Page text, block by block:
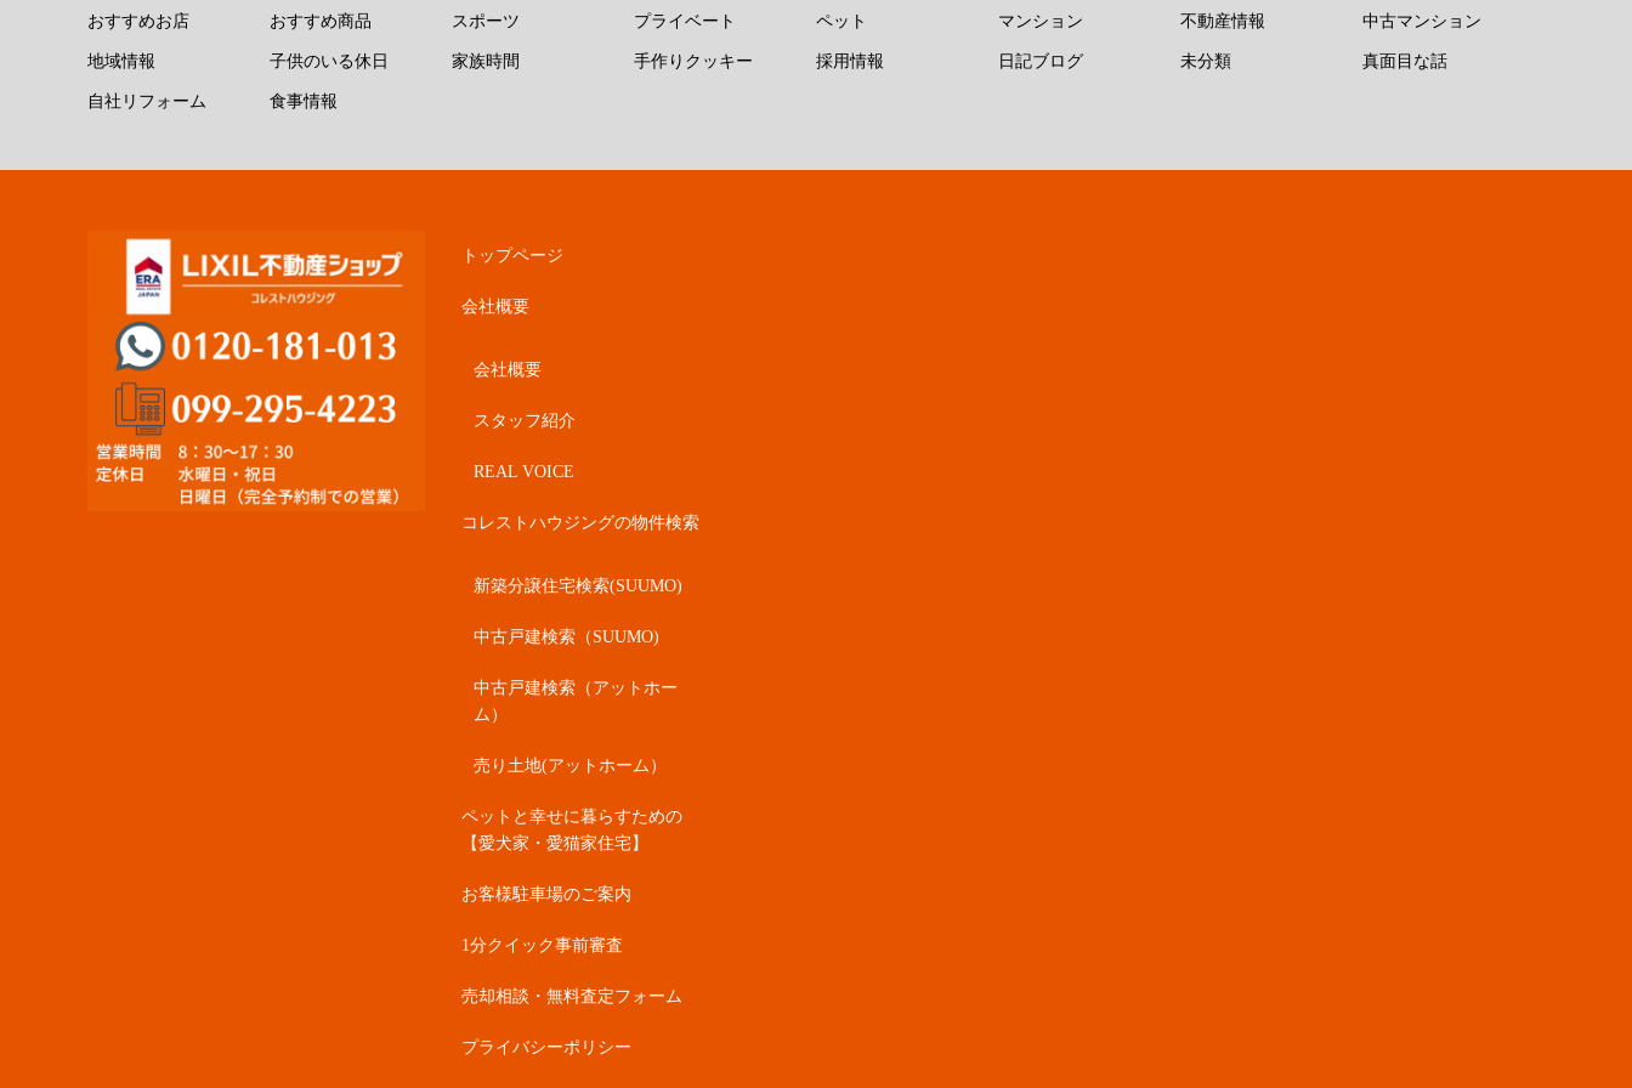
おすすめお店 おすすめ商品 スポーツ プライベート ペット マンション 不動産情報 中古マンション
地域情報 子供のいる休日 家族時間 手作りクッキー 採用情報 日記ブログ 未分類 真面目な話
自社リフォーム 食事情報
トップページ
会社概要
会社概要
スタッフ紹介
REAL VOICE
コレストハウジングの物件検索
新築分譲住宅検索(SUUMO)
中古戸建検索（SUUMO)
中古戸建検索（アットホー
ム）
売り土地(アットホーム）
ペットと幸せに暮らすための
【愛犬家・愛猫家住宅】
お客様駐車場のご案内
1分クイック事前審査
売却相談・無料査定フォーム
プライバシーポリシー